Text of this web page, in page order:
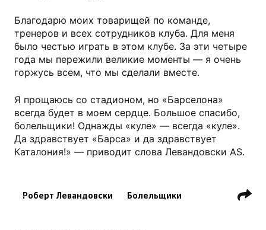
Благодарю моих товарищей по команде,
тренеров и всех сотрудников клуба. Для меня
было честью играть в этом клубе. За эти четыре
года мы пережили великие моменты — я очень
горжусь всем, что мы сделали вместе.
Я прощаюсь со стадионом, но «Барселона»
всегда будет в моем сердце. Большое спасибо,
болельщики! Однажды «куле» — всегда «куле».
Да здравствует «Барса» и да здравствует
Каталония!» — приводит слова Левандовски AS.
Роберт Левандовски Болельщики